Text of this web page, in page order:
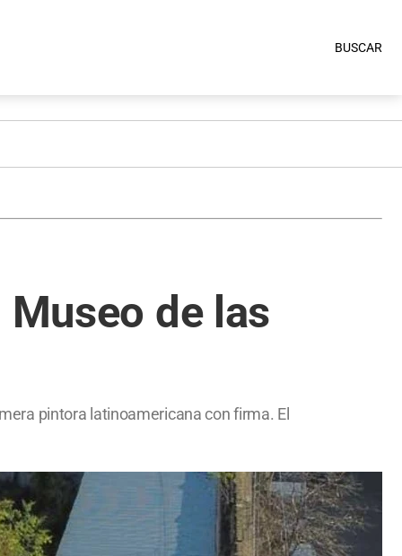
BUSCAR
de las
pintora latinoamericana con firma. El